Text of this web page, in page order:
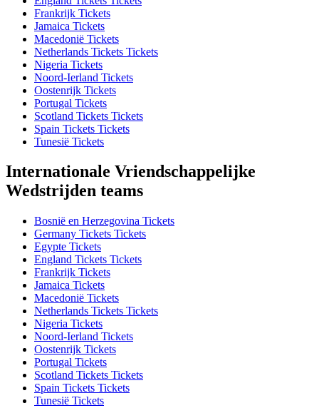
Frankrijk Tickets
Jamaica Tickets
Macedonië Tickets
Netherlands Tickets Tickets
Nigeria Tickets
Noord-Ierland Tickets
Oostenrijk Tickets
Portugal Tickets
Scotland Tickets Tickets
Spain Tickets Tickets
Tunesië Tickets
Internationale Vriendschappelijke
Wedstrijden teams
Bosnië en Herzegovina Tickets
Germany Tickets Tickets
Egypte Tickets
England Tickets Tickets
Frankrijk Tickets
Jamaica Tickets
Macedonië Tickets
Netherlands Tickets Tickets
Nigeria Tickets
Noord-Ierland Tickets
Oostenrijk Tickets
Portugal Tickets
Scotland Tickets Tickets
Spain Tickets Tickets
Tunesië Tickets